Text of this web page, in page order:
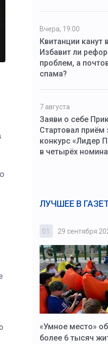
Вчера, 19:00
Квитанции канут
Избавит ли
проблем, а
спама?
7 августа
Заяви о себе
Стартовал приём
конкурс «Лидер
в четырёх
ЛУЧШЕЕ В
01 29 сентября
«Умное место»
более 6 тысяч